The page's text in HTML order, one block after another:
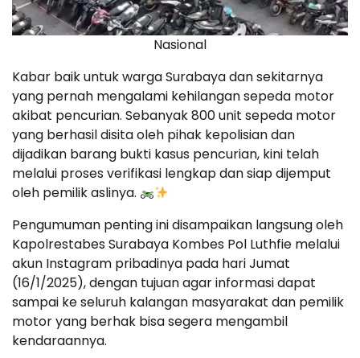
Nasional
Kabar baik untuk warga Surabaya dan sekitarnya
yang pernah mengalami kehilangan sepeda motor
akibat pencurian. Sebanyak 800 unit sepeda motor
yang berhasil disita oleh pihak kepolisian dan
dijadikan barang bukti kasus pencurian, kini telah
melalui proses verifikasi lengkap dan siap dijemput
oleh pemilik aslinya.
Pengumuman penting ini disampaikan langsung oleh
Kapolrestabes Surabaya Kombes Pol Luthfie melalui
akun Instagram pribadinya pada hari Jumat
(16/1/2025), dengan tujuan agar informasi dapat
sampai ke seluruh kalangan masyarakat dan pemilik
motor yang berhak bisa segera mengambil
kendaraannya.